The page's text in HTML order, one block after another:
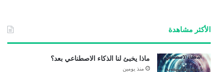
الأكثر مشاهدة
ماذا يخبئ لنا الذكاء الاصطناعي بعد؟
منذ يومين